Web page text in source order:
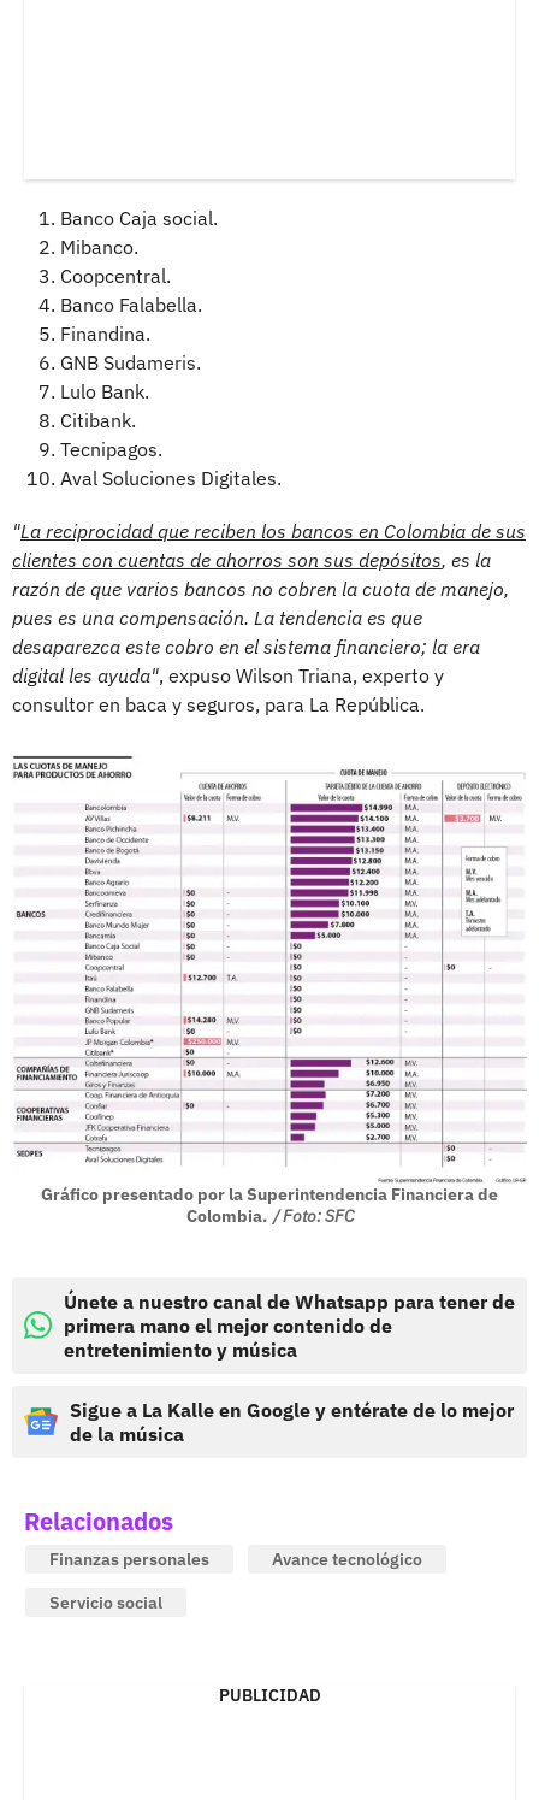
Banco Caja social.
Mibanco.
Coopcentral.
Banco Falabella.
Finandina.
GNB Sudameris.
Lulo Bank.
Citibank.
Tecnipagos.
Aval Soluciones Digitales.
"La reciprocidad que reciben los bancos en Colombia de sus
clientes con cuentas de ahorros son sus depósitos, es la
razón de que varios bancos no cobren la cuota de manejo,
pues es una compensación. La tendencia es que
desaparezca este cobro en el sistema financiero; la era
digital les ayuda", expuso Wilson Triana, experto y
consultor en baca y seguros, para La República.
Gráfico presentado por la Superintendencia Financiera de
Colombia. / Foto: SFC
Únete a nuestro canal de Whatsapp para tener de
primera mano el mejor contenido de
entretenimiento y música
Sigue a La Kalle en Google y entérate de lo mejor
de la música
Relacionados
Finanzas personales
Avance tecnológico
Servicio social
PUBLICIDAD